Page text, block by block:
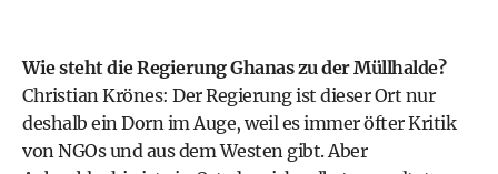
Wie steht die Regierung Ghanas zu der Müllhalde?
Christian Krönes: Der Regierung ist dieser Ort nur
deshalb ein Dorn im Auge, weil es immer öfter Kritik
von NGOs und aus dem Westen gibt. Aber